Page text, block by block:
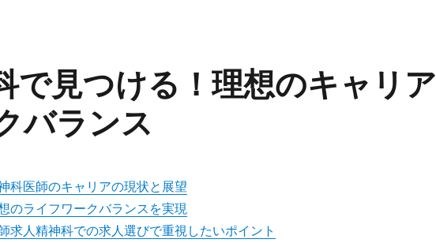
で見つける！理想のキャリア
バランス
科医師のキャリアの現状と展望
のライフワークバランスを実現
求人精神科での求人選びで重視したいポイント